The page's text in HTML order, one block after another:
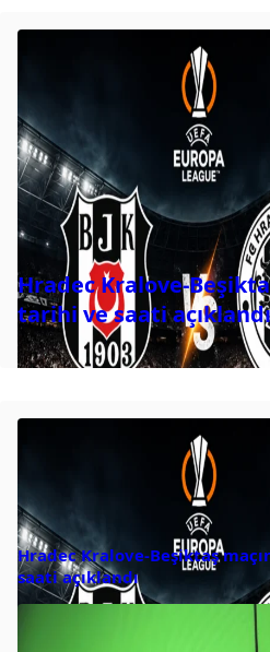
Hradec Kralove-
tarihi ve saati açıklandı
Hradec Kralove-Beşiktaş
saati açıklandı